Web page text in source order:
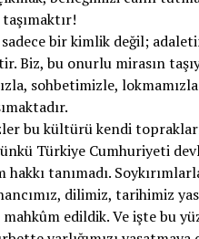
bir kimlik değil;
Biz, bu onurlu mirasın
sohbetimizle,
bu kültürü kendi
Türkiye Cumhuriyeti
tanımadı.
dilimiz, tarihimiz
edildik. Ve işte bu